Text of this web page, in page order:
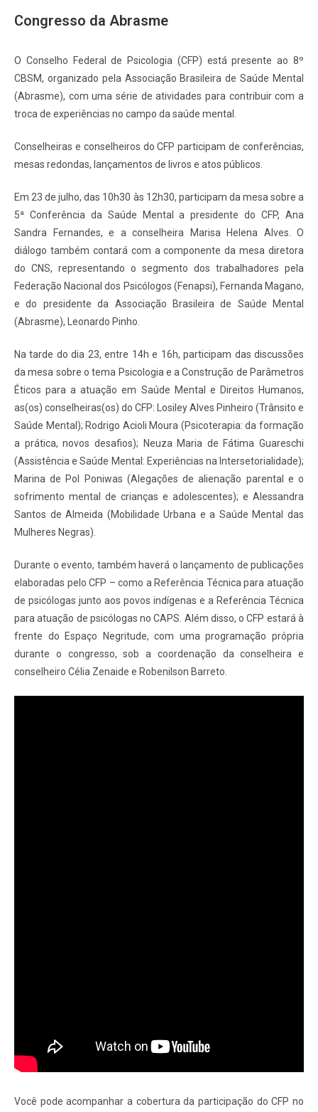
Congresso da Abrasme
O Conselho Federal de Psicologia (CFP) está presente ao 8º
CBSM, organizado pela Associação Brasileira de Saúde Mental
(Abrasme), com uma série de atividades para contribuir com a
troca de experiências no campo da saúde mental.
Conselheiras e conselheiros do CFP participam de conferências,
mesas redondas, lançamentos de livros e atos públicos.
Em 23 de julho, das 10h30 às 12h30, participam da mesa sobre a
5ª Conferência da Saúde Mental a presidente do CFP, Ana
Sandra Fernandes, e a conselheira Marisa Helena Alves. O
diálogo também contará com a componente da mesa diretora
do CNS, representando o segmento dos trabalhadores pela
Federação Nacional dos Psicólogos (Fenapsi), Fernanda Magano,
e do presidente da Associação Brasileira de Saúde Mental
(Abrasme), Leonardo Pinho.
Na tarde do dia 23, entre 14h e 16h, participam das discussões
da mesa sobre o tema Psicologia e a Construção de Parâmetros
Éticos para a atuação em Saúde Mental e Direitos Humanos,
as(os) conselheiras(os) do CFP: Losiley Alves Pinheiro (Trânsito e
Saúde Mental); Rodrigo Acioli Moura (Psicoterapia: da formação
a prática, novos desafios); Neuza Maria de Fátima Guareschi
(Assistência e Saúde Mental: Experiências na Intersetorialidade);
Marina de Pol Poniwas (Alegações de alienação parental e o
sofrimento mental de crianças e adolescentes); e Alessandra
Santos de Almeida (Mobilidade Urbana e a Saúde Mental das
Mulheres Negras).
Durante o evento, também haverá o lançamento de publicações
elaboradas pelo CFP – como a Referência Técnica para atuação
de psicólogas junto aos povos indígenas e a Referência Técnica
para atuação de psicólogas no CAPS. Além disso, o CFP estará à
frente do Espaço Negritude, com uma programação própria
durante o congresso, sob a coordenação da conselheira e
conselheiro Célia Zenaide e Robenilson Barreto.
Você pode acompanhar a cobertura da participação do CFP no